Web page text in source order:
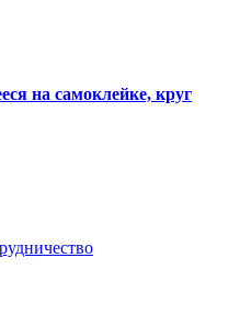
на самоклейке, круг